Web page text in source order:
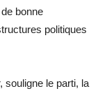
bonne
politiques
souligne le parti, la